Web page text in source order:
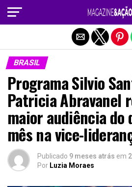
BRASIL
Programa Silvio
Patricia Abravanel
maior audiência do
mês na vice-
Publicado 9 meses atrás em
Por Luzia Moraes
Sair da versão